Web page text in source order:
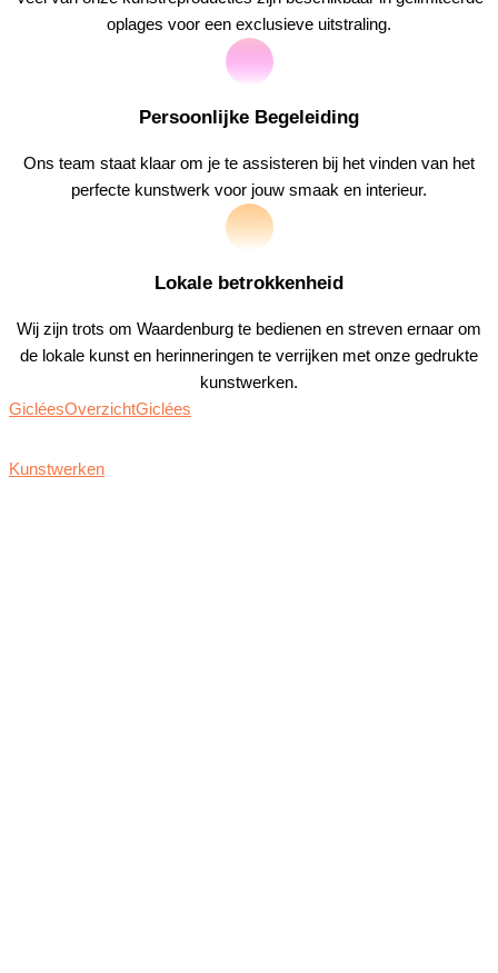
oplages voor een exclusieve uitstraling.
Persoonlijke Begeleiding
Ons team staat klaar om je te assisteren bij het vinden van het
perfecte kunstwerk voor jouw smaak en interieur.
Lokale betrokkenheid
Wij zijn trots om Waardenburg te bedienen en streven ernaar om
de lokale kunst en herinneringen te verrijken met onze gedrukte
kunstwerken.
GicléesOverzichtGiclées
Kunstwerken